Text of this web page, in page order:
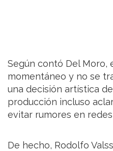
Según contó Del Moro,
momentáneo y no se
una decisión artística
producción incluso
evitar rumores en
De hecho, Rodolfo